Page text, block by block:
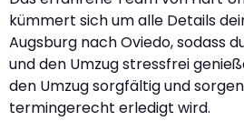
kümmert sich um alle Details
Augsburg nach Oviedo, sodass
und den Umzug stressfrei
den Umzug sorgfältig und
termingerecht erledigt wird.